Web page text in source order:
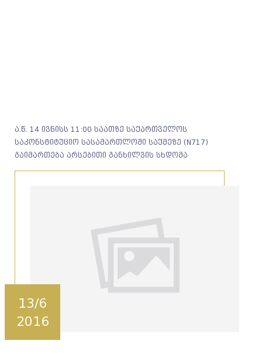
ა.წ. 14 ივნისს 11:00 საათზე საქართველოს
საკონსტიტუციო სასამართლოში საქმეზე (N717)
გაიმართება არსებითი განხილვის სხდომა
13/6
2016